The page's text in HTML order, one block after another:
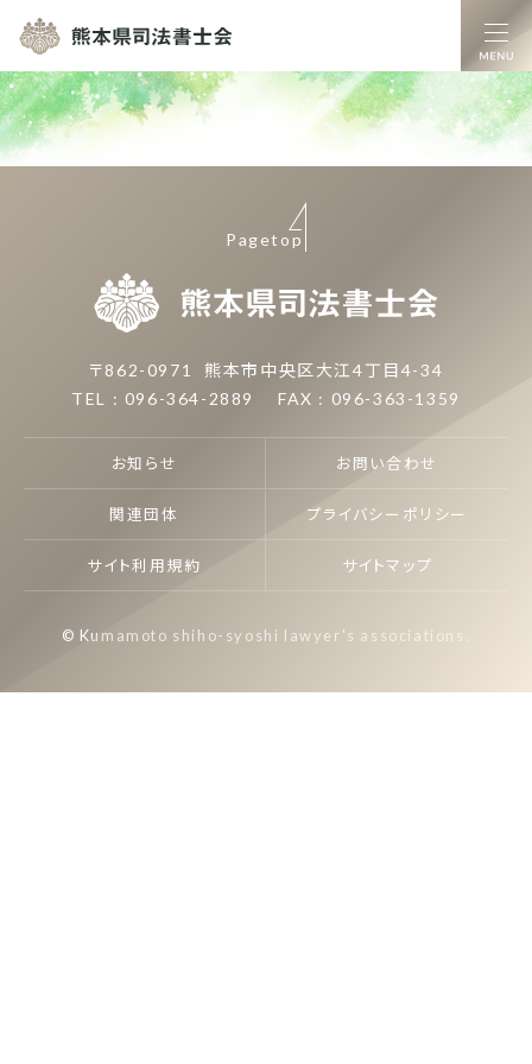
熊本県司法書士
〒862-0971
熊本市中央区大江4丁目4-34
TEL : 096-364-2889
FAX : 096-363-1359
お知らせ お問い合わせ
関連団体 プライバシーポリシー
サイト利用規約 サイトマップ
Pagetop
© Kumamoto shiho-syoshi lawyer's associations.